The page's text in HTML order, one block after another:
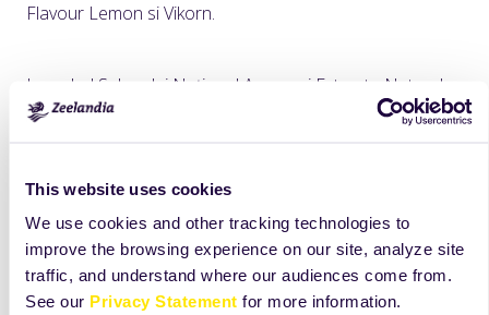
This website uses cookies
We use cookies and other tracking technologies to
improve the browsing experience on our site, analyze site
traffic, and understand where our audiences come from.
See our Privacy Statement for more information.
Flavour Lemon si Vikorn.
In cadrul Salonului Naţional Arome şi Extracte Naturale,
ediţia 2002, U.G.I.R. a oferit companiei Marca de Aur,
Print